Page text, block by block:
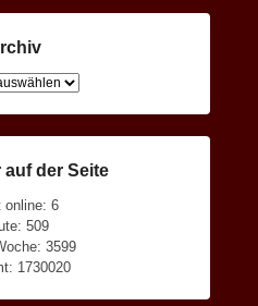
auf der Seite
online: 6
509
3599
1730020